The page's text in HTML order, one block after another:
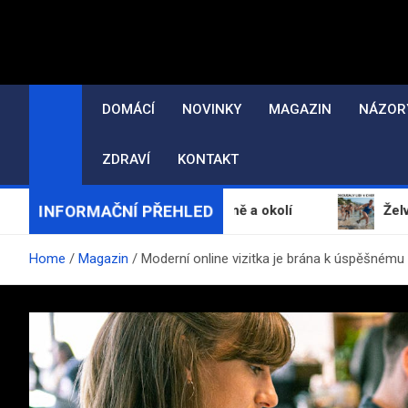
DOMÁCÍ
NOVINKY MAGAZIN
ZDRAVÍ KONTAKT
INFORMAČNÍ PŘEHLED
a escort ve Zlíně a okolí Želvy v
Home Magazin Moderní online vizitka je brána k úspěšnému